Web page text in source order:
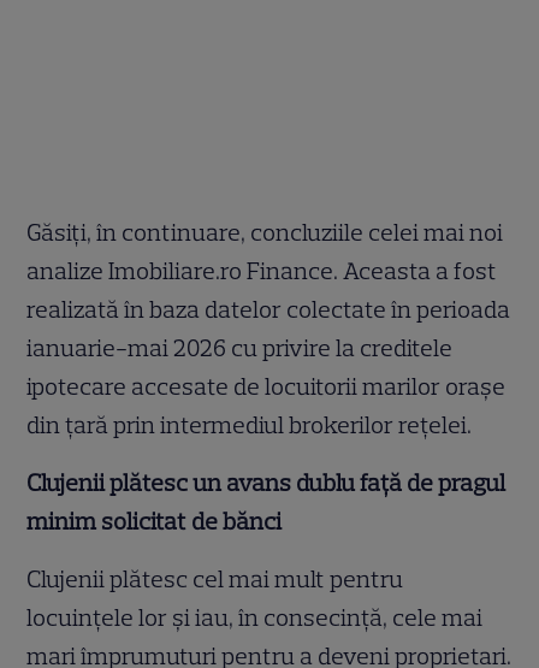
Găsiți, în continuare, concluziile celei mai noi
analize Imobiliare.ro Finance. Aceasta a fost
realizată în baza datelor colectate în perioada
ianuarie-mai 2026 cu privire la creditele
ipotecare accesate de locuitorii marilor orașe
din țară prin intermediul brokerilor rețelei.
Clujenii plătesc un avans dublu față de pragul
minim solicitat de bănci
Clujenii plătesc cel mai mult pentru
locuințele lor și iau, în consecință, cele mai
mari împrumuturi pentru a deveni proprietari.